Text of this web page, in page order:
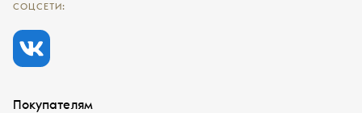
Покупателям
СОЦСЕТИ: